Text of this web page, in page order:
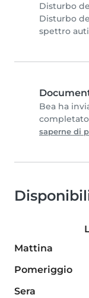
Disturbo
Disturbo
spettro
Bea ha
saperne di
Mattina
Pomeriggio
Sera